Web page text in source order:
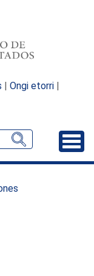
| Ongi etorri |